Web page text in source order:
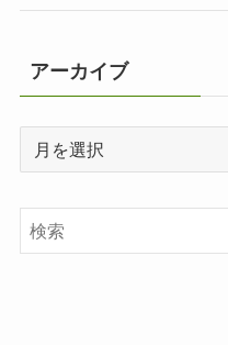
アーカイブ
イ
ブ